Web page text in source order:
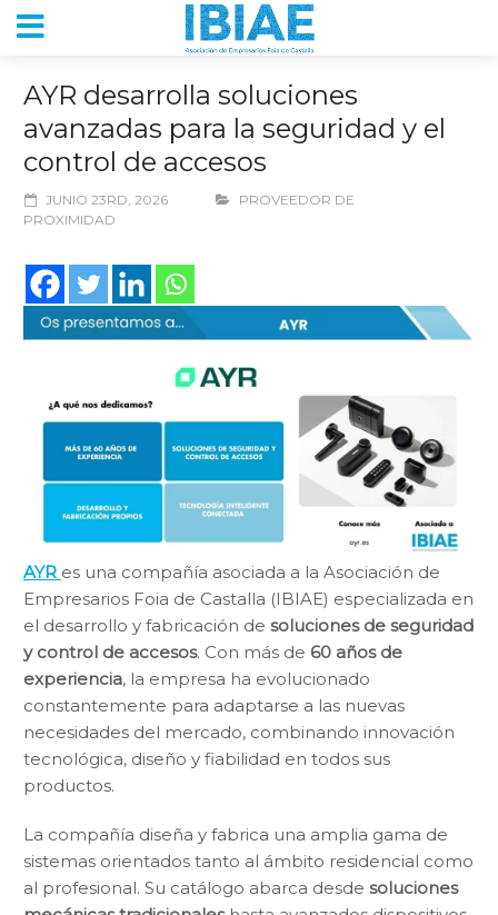
AYR desarrolla soluciones
avanzadas para la seguridad y el
control de accesos
JUNIO 23RD, 2026
PROVEEDOR DE
PROXIMIDAD
AYR es una compañía asociada a la Asociación de
Empresarios Foia de Castalla (IBIAE) especializada en
el desarrollo y fabricación de soluciones de seguridad
y control de accesos. Con más de 60 años de
experiencia, la empresa ha evolucionado
constantemente para adaptarse a las nuevas
necesidades del mercado, combinando innovación
tecnológica, diseño y fiabilidad en todos sus
productos.
La compañía diseña y fabrica una amplia gama de
sistemas orientados tanto al ámbito residencial como
al profesional. Su catálogo abarca desde soluciones